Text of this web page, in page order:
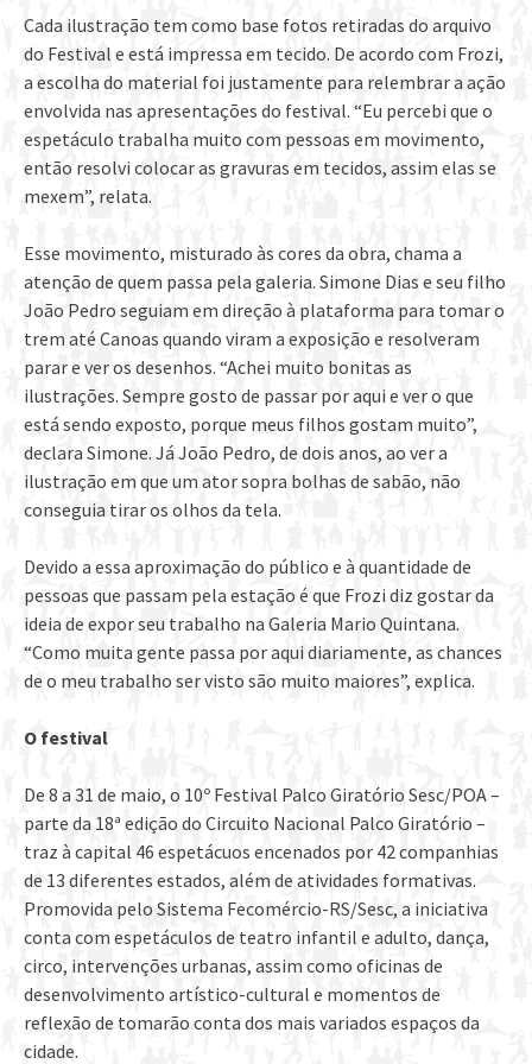
Cada ilustração tem como base fotos retiradas do arquivo
do Festival e está impressa em tecido. De acordo com Frozi,
a escolha do material foi justamente para relembrar a ação
envolvida nas apresentações do festival. “Eu percebi que o
espetáculo trabalha muito com pessoas em movimento,
então resolvi colocar as gravuras em tecidos, assim elas se
mexem”, relata.
Esse movimento, misturado às cores da obra, chama a
atenção de quem passa pela galeria. Simone Dias e seu filho
João Pedro seguiam em direção à plataforma para tomar o
trem até Canoas quando viram a exposição e resolveram
parar e ver os desenhos. “Achei muito bonitas as
ilustrações. Sempre gosto de passar por aqui e ver o que
está sendo exposto, porque meus filhos gostam muito”,
declara Simone. Já João Pedro, de dois anos, ao ver a
ilustração em que um ator sopra bolhas de sabão, não
conseguia tirar os olhos da tela.
Devido a essa aproximação do público e à quantidade de
pessoas que passam pela estação é que Frozi diz gostar da
ideia de expor seu trabalho na Galeria Mario Quintana.
“Como muita gente passa por aqui diariamente, as chances
de o meu trabalho ser visto são muito maiores”, explica.
O festival
De 8 a 31 de maio, o 10º Festival Palco Giratório Sesc/POA –
parte da 18ª edição do Circuito Nacional Palco Giratório –
traz à capital 46 espetácuos encenados por 42 companhias
de 13 diferentes estados, além de atividades formativas.
Promovida pelo Sistema Fecomércio-RS/Sesc, a iniciativa
conta com espetáculos de teatro infantil e adulto, dança,
circo, intervenções urbanas, assim como oficinas de
desenvolvimento artístico-cultural e momentos de
reflexão de tomarão conta dos mais variados espaços da
cidade.